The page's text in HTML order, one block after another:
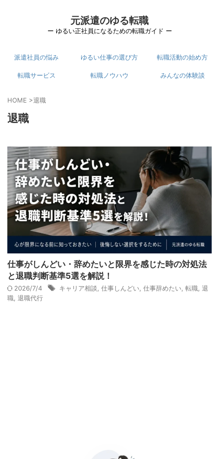
元派遣のゆる転職
ー ゆるい正社員になるための転職ガイド ー
派遣社員の悩み ゆるい仕事の選び方 転職活動の始め方
転職サービス 転職ノウハウ みんなの体験談
HOME >退職
退職
仕事がしんどい・辞めたいと限界を感じた時の対処法
と退職判断基準5選を解説！
2026/7/4 キャリア相談, 仕事しんどい, 仕事辞めたい, 転職, 退
職, 退職代行